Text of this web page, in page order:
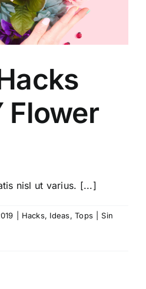
Flower
nisl ut varius. [...]
Hacks, Ideas,Tops
Sin